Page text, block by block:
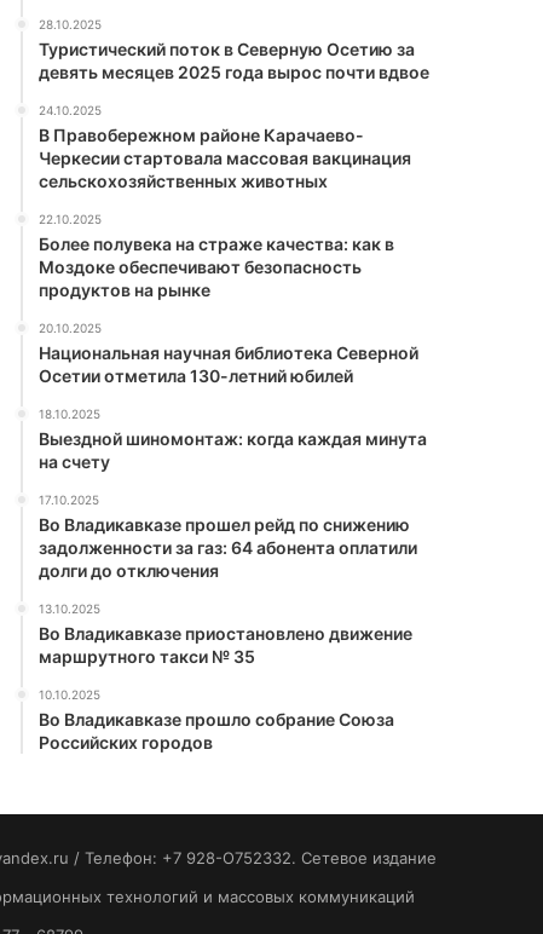
28.10.2025
Туристический поток в Северную Осетию за
девять месяцев 2025 года вырос почти вдвое
24.10.2025
В Правобережном районе Карачаево-
Черкесии стартовала массовая вакцинация
сельскохозяйственных животных
22.10.2025
Более полувека на страже качества: как в
Моздоке обеспечивают безопасность
продуктов на рынке
20.10.2025
Национальная научная библиотека Северной
Осетии отметила 130-летний юбилей
18.10.2025
Выездной шиномонтаж: когда каждая минута
на счету
17.10.2025
Во Владикавказе прошел рейд по снижению
задолженности за газ: 64 абонента оплатили
долги до отключения
13.10.2025
Во Владикавказе приостановлено движение
маршрутного такси № 35
10.10.2025
Во Владикавказе прошло собрание Союза
Российских городов
/ Телефон: +7 928-O752332. Сетевое издание
технологий и массовых коммуникаций